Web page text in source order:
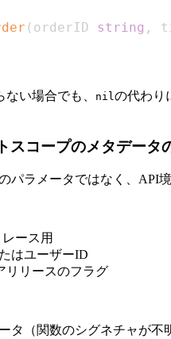
( orderID string ,
い場合でも、 nil の代わり
スコープのメタデータ
パラメータではなく、API
ース用
はユーザーID
リリースのフラグ
タ（関数のシグネチャが不